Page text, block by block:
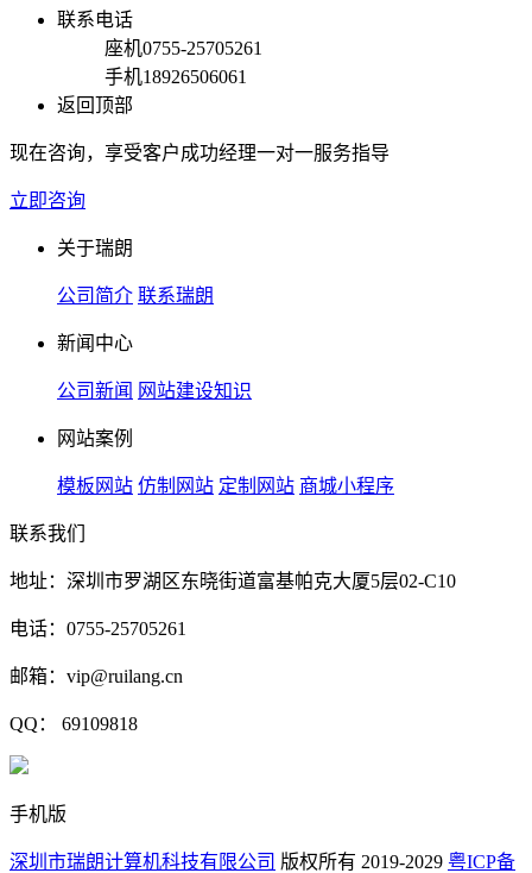
联系电话
座机0755-25705261
手机18926506061
返回顶部
现在咨询，享受客户成功经理一对一服务指导
立即咨询
关于瑞朗
公司简介 联系瑞朗
新闻中心
公司新闻 网站建设知识
网站案例
模板网站 仿制网站 定制网站 商城小程序
联系我们
地址：深圳市罗湖区东晓街道富基帕克大厦5层02-C10
电话：0755-25705261
邮箱：vip@ruilang.cn
QQ： 69109818
手机版
深圳市瑞朗计算机科技有限公司 版权所有 2019-2029 粤ICP备